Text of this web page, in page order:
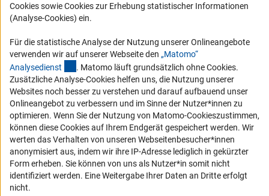
Erklärung zur Barrierefreiheit
Barriere melden
DFG-aktuell
Erhalten Sie Neuigkeiten aus der DFG direkt in Ihr Mailpostfach oder
schauen Sie sich die Ausgaben online an.
Zum Newsletter
Impressum
Cookies sowie Cookies zur Erhebung statistischer Informationen
(Analyse-Cookies) ein.
Für die statistische Analyse der Nutzung unserer Onlineangebote
verwenden wir auf unserer Webseite den „Matomo“
Analysedienst (externer Link)
. Matomo läuft grundsätzlich ohne Cookies.
Zusätzliche Analyse-Cookies helfen uns, die Nutzung unserer
Websites noch besser zu verstehen und darauf aufbauend unser
Onlineangebot zu verbessern und im Sinne der Nutzer*innen zu
optimieren. Wenn Sie der Nutzung von Matomo-Cookieszustimmen,
können diese Cookies auf Ihrem Endgerät gespeichert werden. Wir
werten das Verhalten von unseren Webseitenbesucher*innen
anonymisiert aus, indem wir ihre IP-Adresse lediglich in gekürzter
Form erheben. Sie können von uns als Nutzer*in somit nicht
identifiziert werden. Eine Weitergabe Ihrer Daten an Dritte erfolgt
nicht.